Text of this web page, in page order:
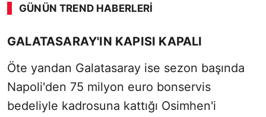
GÜNÜN TREND HABERLERI
SÖZCÜ SON DAKİKA
GALATASARAY'IN KAPISI KAPALI
Öte yandan Galatasaray ise sezon başında
Napoli'den 75 milyon euro bonservis
bedeliyle kadrosuna kattığı Osimhen'i